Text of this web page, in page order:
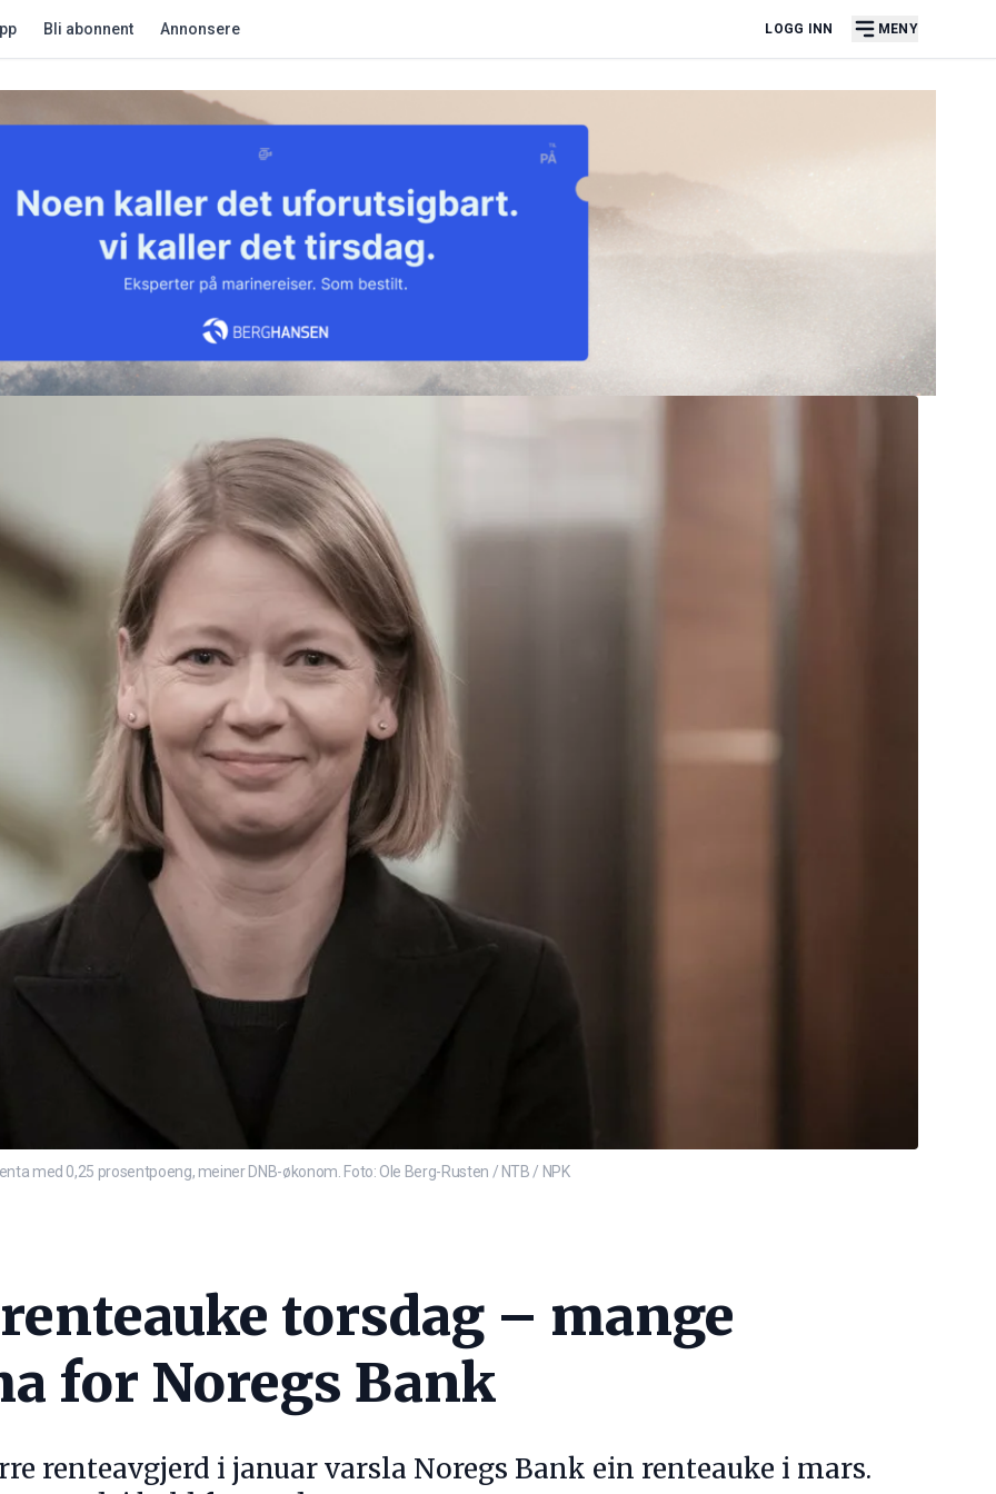
Bli abonnent Annonsere LOGG INN MENY
med 0,25 prosentpoeng, meiner DNB-økonom. Foto: Ole Berg-Rusten / NTB / NPK
torsdag – mange
for Noregs Bank
renteavgjerd i januar varsla Noregs Bank ein renteauke i mars.